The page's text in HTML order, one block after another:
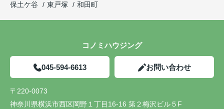
保土ケ谷
東戸塚 和田町
コノミハウジング
045-594-6613 お問い合わせ
〒220-0073
神奈川県横浜市西区岡野１丁目16-16 第２梅沢ビル５F